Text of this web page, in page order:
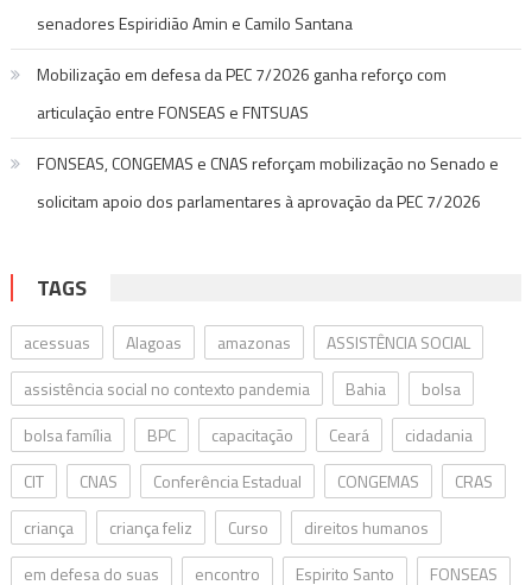
senadores Espiridião Amin e Camilo Santana
Mobilização em defesa da PEC 7/2026 ganha reforço com
articulação entre FONSEAS e FNTSUAS
FONSEAS, CONGEMAS e CNAS reforçam mobilização no Senado e
solicitam apoio dos parlamentares à aprovação da PEC 7/2026
TAGS
acessuas Alagoas amazonas
ASSISTÊNCIA SOCIAL
assistência social no contexto pandemia
Bahia
bolsa
bolsa família
BPC capacitação Ceará
cidadania
CIT
CNAS Conferência Estadual CONGEMAS
CRAS
criança
criança feliz Curso
direitos humanos
em defesa do suas
encontro Espirito Santo
FONSEAS